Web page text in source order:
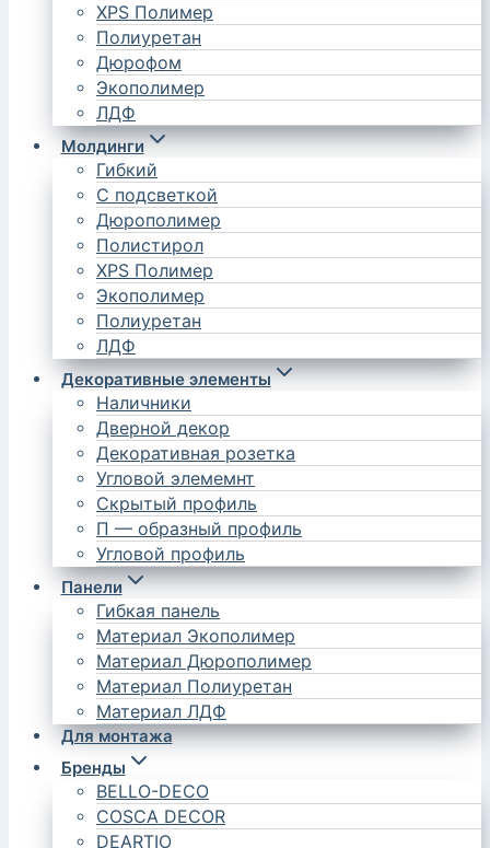
XPS Полимер
Полиуретан
Дюрофом
Экополимер
ЛДФ
Молдинги
Гибкий
С подсветкой
Дюрополимер
Полистирол
XPS Полимер
Экополимер
Полиуретан
ЛДФ
Декоративные элементы
Наличники
Дверной декор
Декоративная розетка
Угловой элемемнт
Скрытый профиль
П — образный профиль
Угловой профиль
Панели
Гибкая панель
Материал Экополимер
Материал Дюрополимер
Материал Полиуретан
Материал ЛДФ
Для монтажа
Бренды
BELLO-DECO
COSCA DECOR
DEARTIO